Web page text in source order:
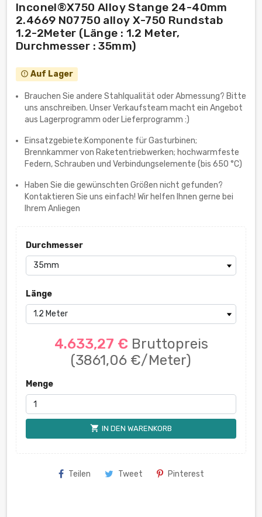
Inconel®Х750 Alloy Stange 24-40mm
2.4669 N07750 alloy Х-750 Rundstab
1.2-2Meter (Länge : 1.2 Meter,
Durchmesser : 35mm)
error_outline Auf Lager
Brauchen Sie andere Stahlqualität oder Abmessung? Bitte
uns anschreiben. Unser Verkaufsteam macht ein Angebot
aus Lagerprogramm oder Lieferprogramm :)
Einsatzgebiete:Komponente für Gasturbinen;
Brennkammer von Raketentriebwerken; hochwarmfeste
Federn, Schrauben und Verbindungselemente (bis 650 °C)
Haben Sie die gewünschten Größen nicht gefunden?
Kontaktieren Sie uns einfach! Wir helfen Ihnen gerne bei
Ihrem Anliegen
Durchmesser
Länge
4.633,27 € Bruttopreis
(3861,06 €/Meter)
Menge
shopping_cart IN DEN WARENKORB
Teilen Tweet Pinterest